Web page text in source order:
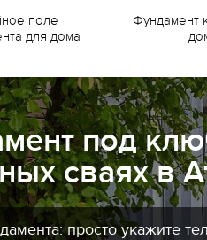
поле
для дома
Фундамент
под
сваях в
просто укажите